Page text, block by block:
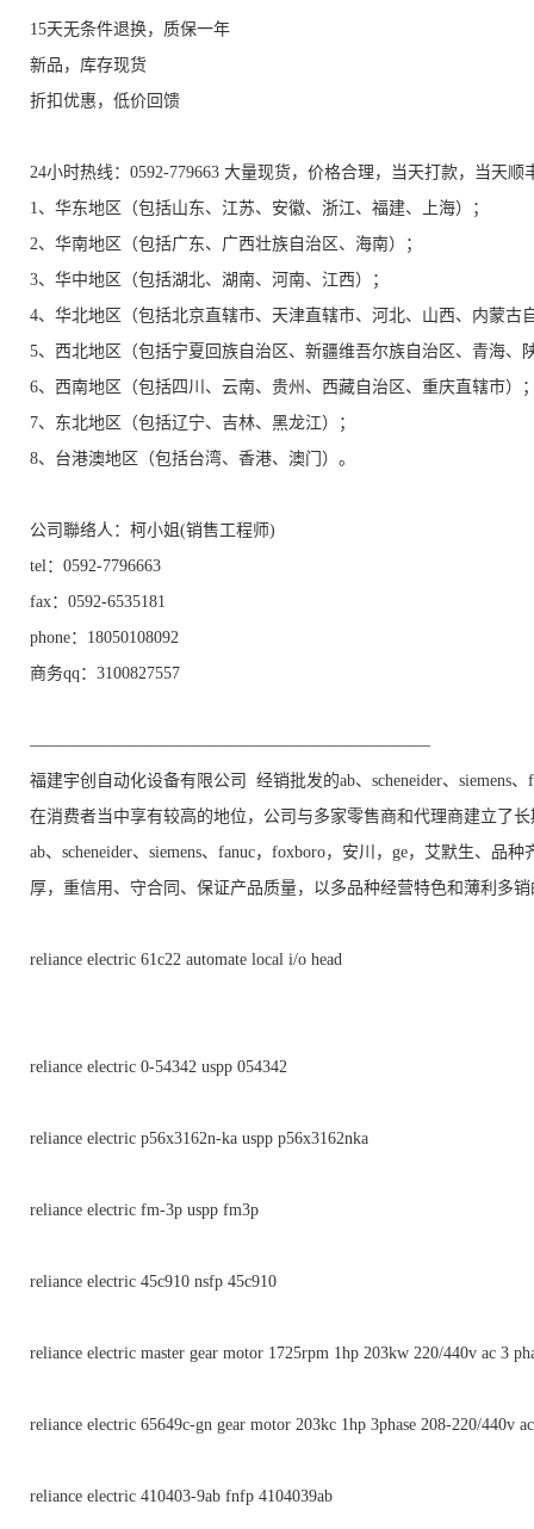
15天无条件退换，质保一年
新品，库存现货
折扣优惠，低价回馈
24小时热线：0592-779663 大量现货，价格合理，当天打款，当天顺
1、华东地区（包括山东、江苏、安徽、浙江、福建、上海）；
2、华南地区（包括广东、广西壮族自治区、海南）；
3、华中地区（包括湖北、湖南、河南、江西）；
4、华北地区（包括北京直辖市、天津直辖市、河北、山西、内蒙古
5、西北地区（包括宁夏回族自治区、新疆维吾尔族自治区、青海、
6、西南地区（包括四川、云南、贵州、西藏自治区、重庆直辖市）
7、东北地区（包括辽宁、吉林、黑龙江）；
8、台港澳地区（包括台湾、香港、澳门）。
公司聯络人：柯小姐(销售工程师)
tel：0592-7796663
fax：0592-6535181
phone：18050108092
商务qq：3100827557
————————————————————————
福建宇创自动化设备有限公司 经销批发的ab、scheneider、siemens
在消费者当中享有较高的地位，公司与多家零售商和代理商建立了
ab、scheneider、siemens、fanuc，foxboro，安川，ge，艾默生、
厚，重信用、守合同、保证产品质量，以多品种经营特色和薄利多
reliance electric 61c22 automate local i/o head
reliance electric 0-54342 uspp 054342
reliance electric p56x3162n-ka uspp p56x3162nka
reliance electric fm-3p uspp fm3p
reliance electric 45c910 nsfp 45c910
reliance electric master gear motor 1725rpm 1hp 203kw 220/440v ac 3
reliance electric 65649c-gn gear motor 203kc 1hp 3phase 208-220/440v
reliance electric 410403-9ab fnfp 4104039ab